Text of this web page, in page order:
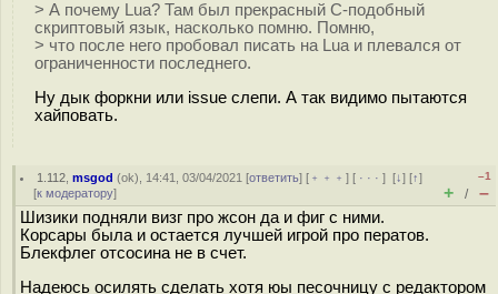
> А почему Lua? Там был прекрасный C-подобный
скриптовый язык, насколько помню. Помню,
> что после него пробовал писать на Lua и плевался от
ограниченности последнего.
Ну дык форкни или issue слепи. А так видимо пытаются
хайповать.
1.112 ,msgod (ok), 14:41, 03/04/2021 [ответить] [ ﹢﹢﹢] [ · · ·][↓] [↑]
[к модератору]
–1
+ / –
Шизики подняли визг про жсон да и фиг с ними.
Корсары была и остается лучшей игрой про ператов.
Блекфлег отсосина не в счет.
Надеюсь осилять сделать хотя юы песочницу с редактором